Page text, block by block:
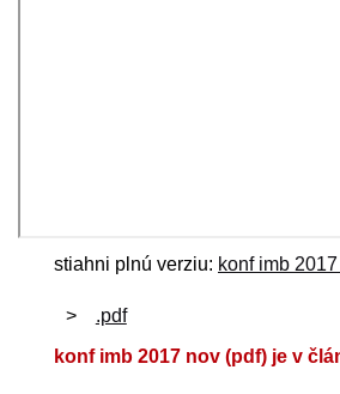
stiahni plnú verziu: konf imb
.pdf
konf imb 2017 nov (pdf) je v